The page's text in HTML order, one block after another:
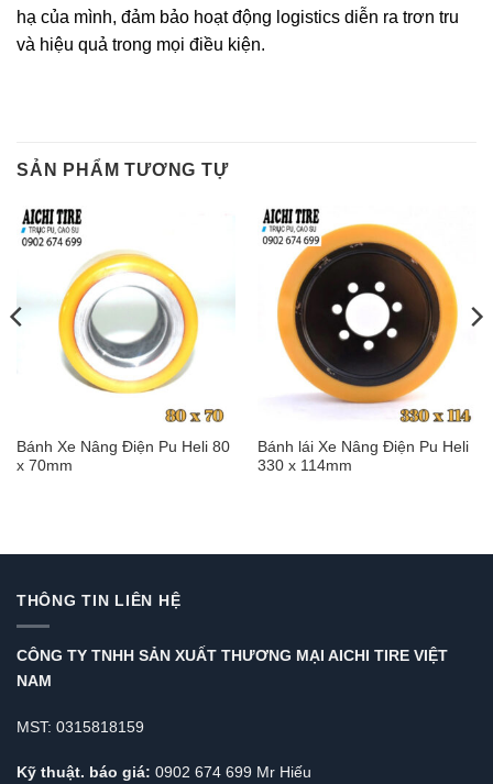
hạ của mình, đảm bảo hoạt động logistics diễn ra trơn tru
và hiệu quả trong mọi điều kiện.
SẢN PHẨM TƯƠNG TỰ
Bánh Xe Nâng Điện Pu Heli 80
x 70mm
Bánh lái Xe Nâng Điện Pu Heli
330 x 114mm
THÔNG TIN LIÊN HỆ
CÔNG TY TNHH SẢN XUẤT THƯƠNG MẠI AICHI TIRE VIỆT
NAM
MST: 0315818159
Kỹ thuật. báo giá: 0902 674 699 Mr Hiếu